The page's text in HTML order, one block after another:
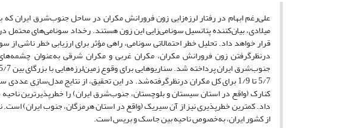
میلادی، بیان‌کننده پتانسیل سونامی‌زایی این زون هستند. رخداد سونامی‌های
قرار خواهد داد. تحلیل خطر احتمالاتی سونامی، راهی مؤثر برای ارزیابی خطر ناشی
درنظرگرفتن زون فرورانش مکران، مکران غربی و مکران شرقی به‌عنوان
5/7 تا 1/9 برای کل مکران درنظرگرفته‌شد. در این تحقیق، از نتایج مدل‌سازی
کنارک (واقع در استان سیستان و بلوچستان، جنوب‌شرق ایران) را خطرپذیرترین
داد. کمترین خطرپذیری نیز از آن سیریک (واقع در استان هرمزگان، جنوب ایران) است.
از کشور ایران، به‌خصوص ناحیه بین جاسک و بریس است.